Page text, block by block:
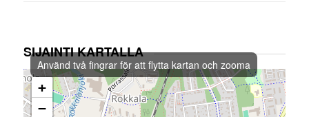
SIJAINTI KARTALLA
+
−
Använd två fingrar för att flytta kartan och zooma